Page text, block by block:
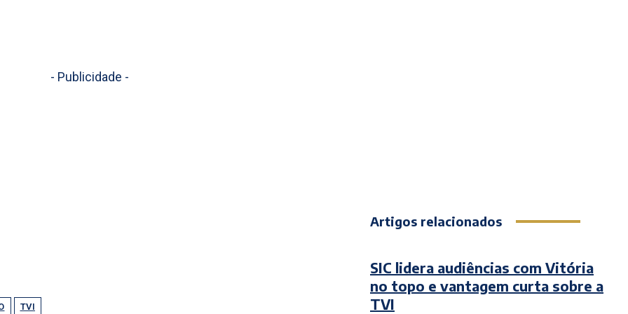
- Publicidade -
TVI
Artigos relacionados
SIC lidera audiências com Vitória
no topo e vantagem curta sobre a
TVI